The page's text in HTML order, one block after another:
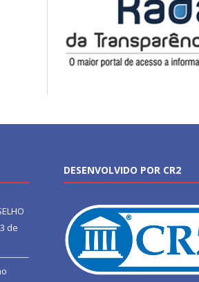
3 de
DESENVOLVIDO POR CR2